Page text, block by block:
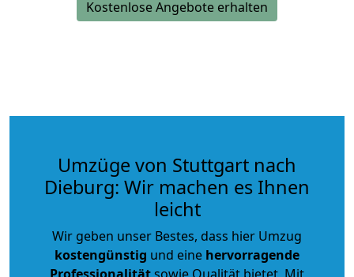
Kostenlose Angebote erhalten
Umzüge von Stuttgart nach
Dieburg: Wir machen es Ihnen
leicht
Wir geben unser Bestes, dass hier Umzug
kostengünstig und eine hervorragende